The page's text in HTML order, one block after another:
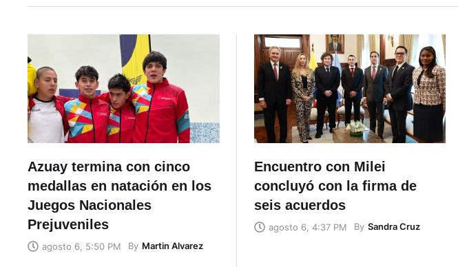
Azuay termina con cinco
medallas en natación en los
Juegos Nacionales
Prejuveniles
agosto 6, 5:50 PM By Martin Alvarez
Encuentro con Milei
concluyó con la firma de
seis acuerdos
agosto 6, 4:37 PM By Sandra Cruz